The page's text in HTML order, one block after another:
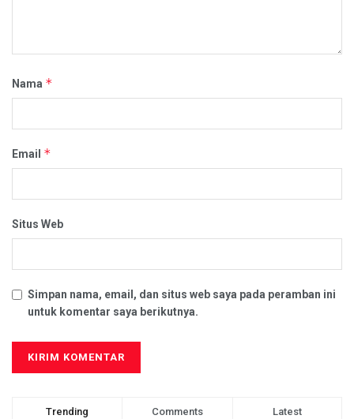
Nama *
Email *
Situs Web
Simpan nama, email, dan situs web saya pada peramban ini
untuk komentar saya berikutnya.
Trending Comments Latest